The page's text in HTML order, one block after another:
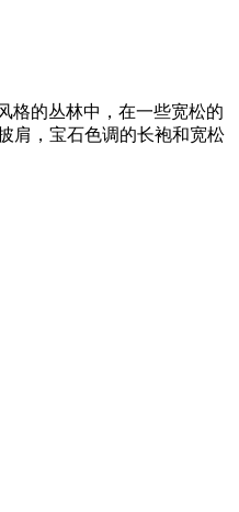
格的丛林中，在一些宽松的
肩，宝石色调的长袍和宽松